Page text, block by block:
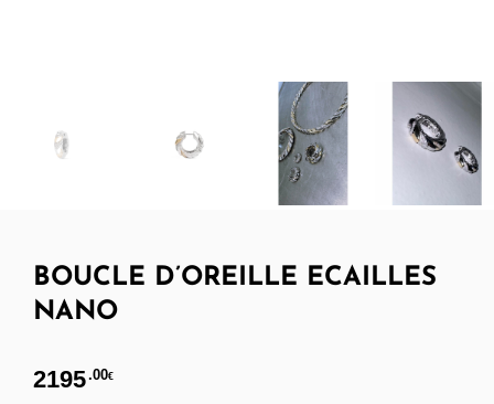
BOUCLE D’OREILLE ECAILLES
NANO
2195.00€